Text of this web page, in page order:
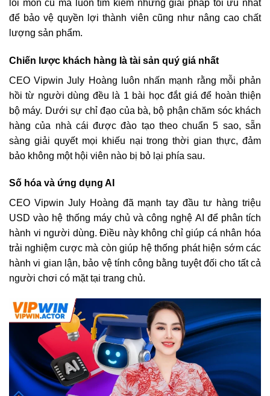
lối mòn cũ mà luôn tìm kiếm những giải pháp tối ưu nhất
để bảo vệ quyền lợi thành viên cũng như nâng cao chất
lượng sản phẩm.
Chiến lược khách hàng là tài sản quý giá nhất
CEO Vipwin July Hoàng luôn nhấn mạnh rằng mỗi phản
hồi từ người dùng đều là 1 bài học đắt giá để hoàn thiện
bộ máy. Dưới sự chỉ đạo của bà, bộ phận chăm sóc khách
hàng của nhà cái được đào tạo theo chuẩn 5 sao, sẵn
sàng giải quyết mọi khiếu nại trong thời gian thực, đảm
bảo không một hội viên nào bị bỏ lại phía sau.
Số hóa và ứng dụng AI
CEO Vipwin July Hoàng đã mạnh tay đầu tư hàng triệu
USD vào hệ thống máy chủ và công nghệ AI để phân tích
hành vi người dùng. Điều này không chỉ giúp cá nhân hóa
trải nghiệm cược mà còn giúp hệ thống phát hiện sớm các
hành vi gian lận, bảo vệ tính công bằng tuyệt đối cho tất cả
người chơi có mặt tại trang chủ.